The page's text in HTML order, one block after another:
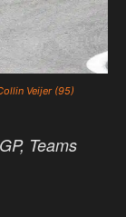
Veijer (95)
Teams